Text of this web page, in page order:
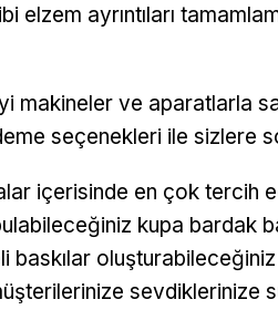
elzem ayrıntıları
makineler ve aparatlarla
seçenekleri ile sizlere
içerisinde en çok tercih
kupa bardak
baskılar